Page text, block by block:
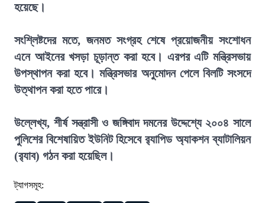
হয়েছে।
সংশ্লিষ্টদের মতে, জনমত সংগ্রহ শেষে প্রয়োজনীয় সংশোধন
এনে আইনের খসড়া চূড়ান্ত করা হবে। এরপর এটি মন্ত্রিসভায়
উপস্থাপন করা হবে। মন্ত্রিসভার অনুমোদন পেলে বিলটি সংসদে
উত্থাপন করা হতে পারে।
উল্লেখ্য, শীর্ষ সন্ত্রাসী ও জঙ্গিবাদ দমনের উদ্দেশ্যে ২০০৪ সালে
পুলিশের বিশেষায়িত ইউনিট হিসেবে র‍্যাপিড অ্যাকশন ব্যাটালিয়ন
(র‍্যাব) গঠন করা হয়েছিল।
ট্যাগসমূহ: